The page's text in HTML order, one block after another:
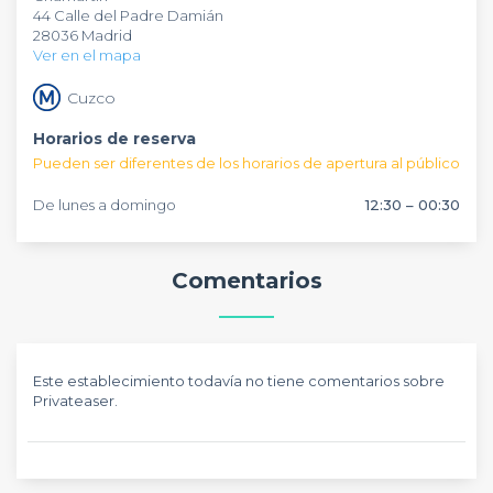
con una agradableterraza
en este o en otro restaurante de características similares,
ponte en contacto con nuestro equipo de especialistas de
Privateaserque te asesorarán de manera
44 Calle del Padre Damián
28036 Madrid
Ver en el mapa
Cuzco
Horarios de reserva
Pueden ser diferentes de los horarios de apertura al público
De lunes a domingo 12:30 – 00:30
Comentarios
Este establecimiento todavía no tiene comentarios sobre
Privateaser.